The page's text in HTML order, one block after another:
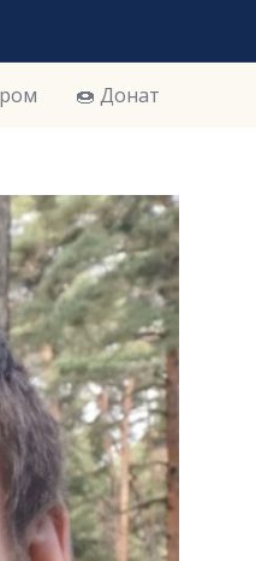
🍩 Донат